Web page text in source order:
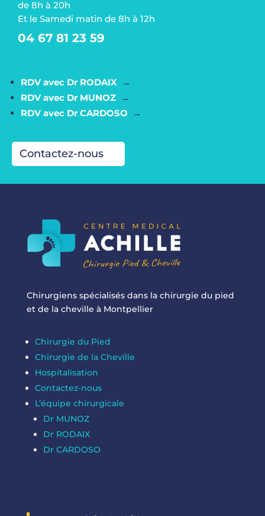
de 8h à 20h
Et le Samedi matin de 8h à 12h
04 67 81 23 59
RDV avec Dr RODAIX →
RDV avec Dr MUNOZ →
RDV avec Dr CARDOSO →
Contactez-nous
Chirurgiens spécialisés dans la chirurgie du pied
et de la cheville à Montpellier
Chirurgie du Pied
Chirurgie de la Cheville
Hospitalisation
Contactez-nous
L’équipe chirurgicale
Dr MUNOZ
Dr RODAIX
Dr CARDOSO